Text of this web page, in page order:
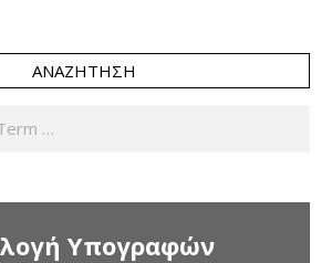
ΑΝΑΖΉΤΗΣΗ
Υπογραφών